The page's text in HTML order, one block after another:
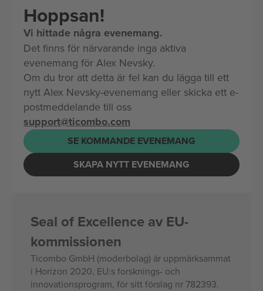
Hoppsan!
Vi hittade några evenemang.
Det finns för närvarande inga aktiva
evenemang för Alex Nevsky.
Om du tror att detta är fel kan du lägga till ett
nytt Alex Nevsky-evenemang eller skicka ett e-
postmeddelande till oss
support@ticombo.com
SE KOMMANDE EVENEMANG
SKAPA NYTT EVENEMANG
Seal of Excellence av EU-
kommissionen
Ticombo GmbH (moderbolag) är uppmärksammat
i Horizon 2020, EU:s forsknings- och
innovationsprogram, för sitt förslag nr 782393.